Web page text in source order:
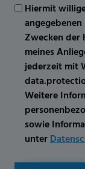
Hiermit
Zwecken der
meines
jederzeit mit
Weitere
sowie
unter